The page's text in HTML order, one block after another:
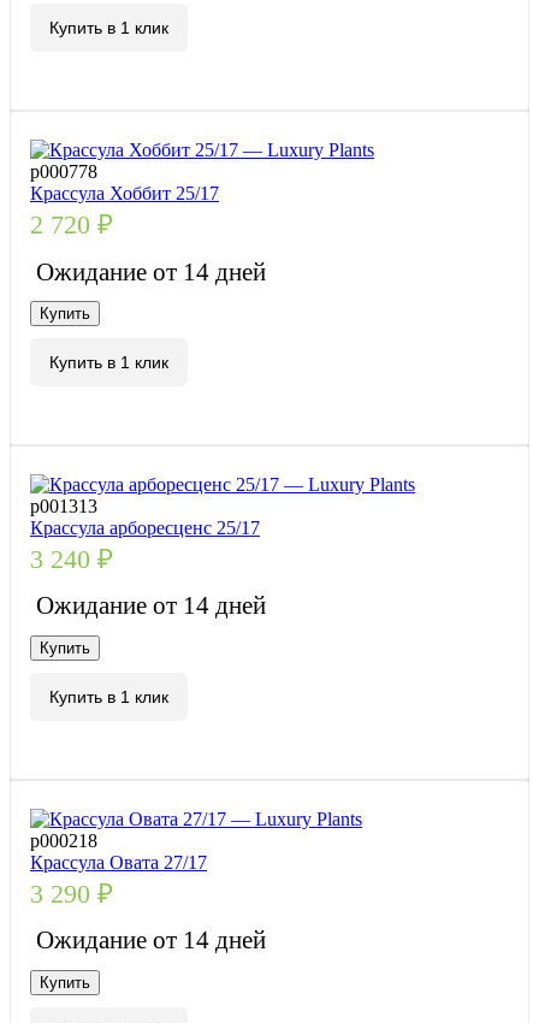
Купить в 1 клик
р000778
Крассула Хоббит 25/17
2 720 ₽
Ожидание от 14 дней
Купить
Купить в 1 клик
р001313
Крассула арборесценс 25/17
3 240 ₽
Ожидание от 14 дней
Купить
Купить в 1 клик
р000218
Крассула Овата 27/17
3 290 ₽
Ожидание от 14 дней
Купить